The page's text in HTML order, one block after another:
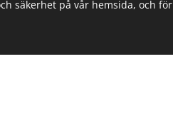
säkerhet på vår hemsida, och för